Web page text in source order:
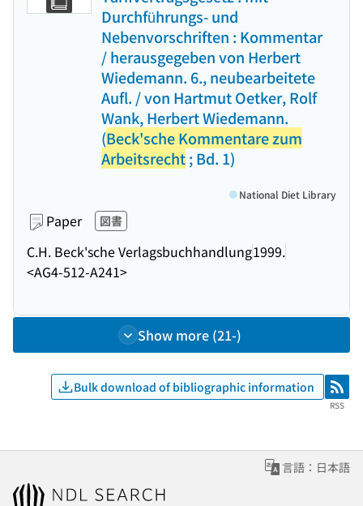
Durchführungs- und
Nebenvorschriften : Kommentar
/ herausgegeben von Herbert
Wiedemann. 6., neubearbeitete
Aufl. / von Hartmut Oetker, Rolf
Wank, Herbert Wiedemann.
(Beck'sche Kommentare zum
Arbeitsrecht; Bd. 1)
Paper 図書
C.H. Beck'sche Verlagsbuchhandlung1999.
<AG4-512-A241>
National Diet Library
Show more (21-)
Bulk download of bibliographic information RSS
RSS
言語：日本語